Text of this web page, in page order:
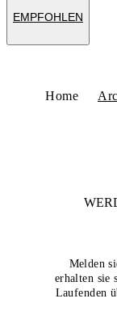
EMPFOHLEN
Home
Melden
erhalten sie
Laufenden